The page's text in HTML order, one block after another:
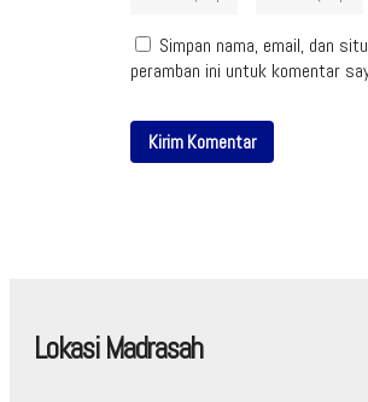
Simpan nama, email, dan
peramban ini untuk komentar
Lokasi Madrasah